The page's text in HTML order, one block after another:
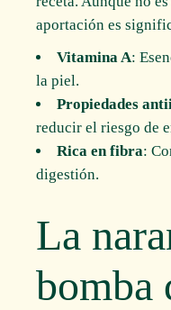
aportación es
Vitamina A:
la piel.
Propiedades
reducir el riesgo de
Rica en fibra:
digestión.
La
bomba